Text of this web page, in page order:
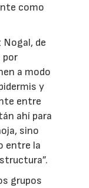
como
de
por
a modo
y
entre
ahí para
sino
entre la
grupos